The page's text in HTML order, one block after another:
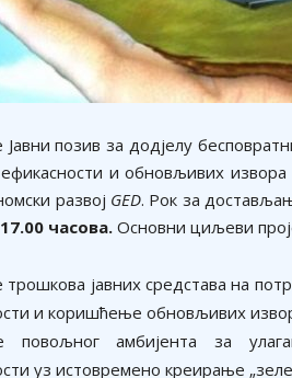
Јавни позив за додјелу
и обновљивих
развој GED. Рок за
часова.Основни циљеви
јавних средстава на
и коришћење обновљивих
повољног амбијента за
уз истовремено креирање